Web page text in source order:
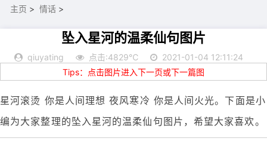
主页 > 情话 >
坠入星河的温柔仙句图片
qiuyating 点击:4829℃
2021-01-04 12:11:24
Tips：点击图片进入下一页或下一篇图
星河滚烫 你是人间理想 夜风寒冷 你是人间火光。下面是小
编为大家整理的坠入星河的温柔仙句图片，希望大家喜欢。